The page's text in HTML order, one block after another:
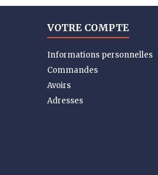
VOTRE COMPTE
Informations personnelles
Commandes
Avoirs
Adresses